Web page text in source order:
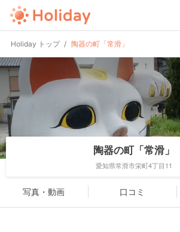
Holiday トップ 陶器の町「常滑」
陶器の町「常滑」
愛知県常滑市栄町4丁目11
写真・動画 口コミ